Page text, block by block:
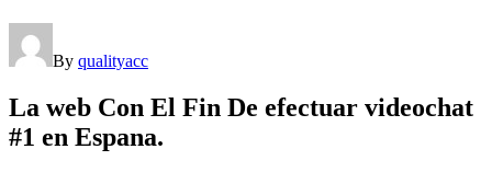
By qualityacc
La web Con El Fin De efectuar videochat
#1 en Espana.